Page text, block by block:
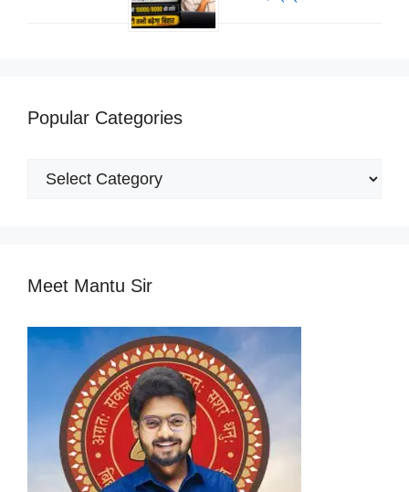
Popular Categories
Popular
Meet Mantu Sir